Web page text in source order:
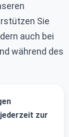
Sie
auch bei
während des
zur